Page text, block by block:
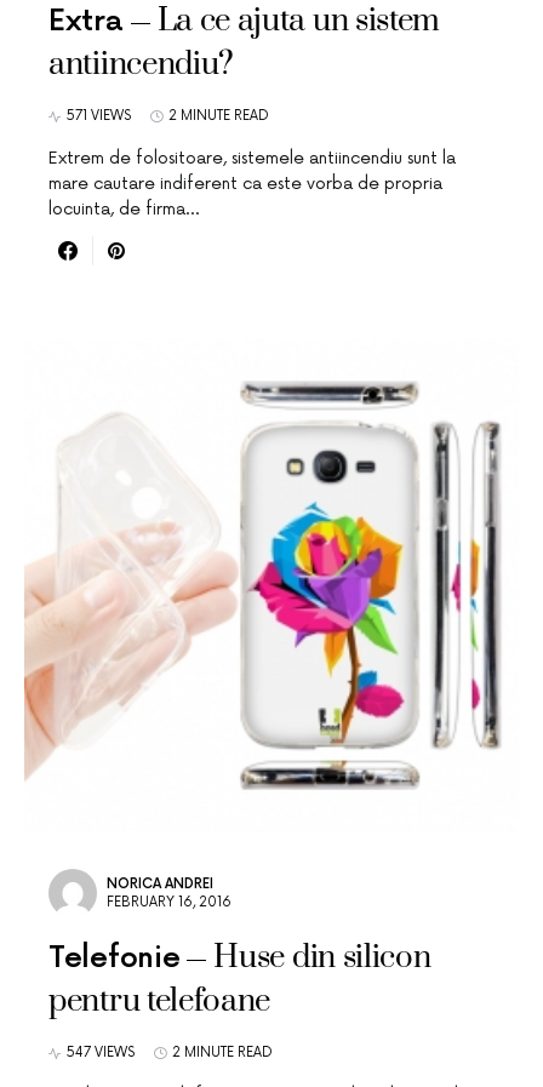
Extra
La ce ajuta un sistem
antiincendiu?
571 VIEWS 2 MINUTE READ
Extrem de folositoare, sistemele antiincendiu sunt la
mare cautare indiferent ca este vorba de propria
locuinta, de firma…
NORICA ANDREI
FEBRUARY 16, 2016
Telefonie
Huse din silicon
pentru telefoane
547 VIEWS 2 MINUTE READ